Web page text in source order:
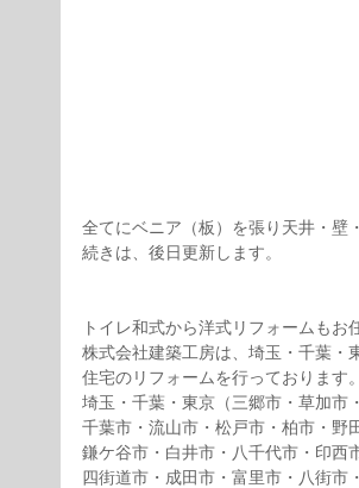
全てにベニア（板）を張り天井・壁
続きは、後日更新します。
トイレ和式から洋式リフォームもお
株式会社建築工房は、埼玉・千葉・
住宅のリフォームを行っております
埼玉・千葉・東京（三郷市・草加市
千葉市・流山市・松戸市・柏市・野
鎌ケ谷市・白井市・八千代市・印西
四街道市・成田市・富里市・八街市